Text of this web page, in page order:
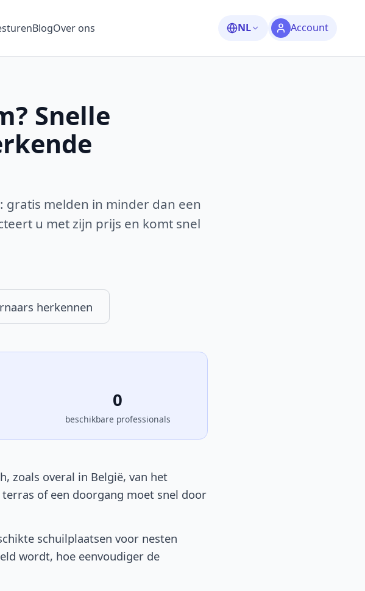
BlogOver ons NL Account
Snelle
melden in minder dan een
u met zijn prijs en komt snel
herkennen
0
beschikbare professionals
zoals overal in België, van het
of een doorgang moet snel door
schuilplaatsen voor nesten
wordt, hoe eenvoudiger de